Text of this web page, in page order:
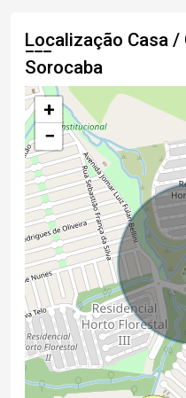
Localização Casa
Sorocaba
+
−